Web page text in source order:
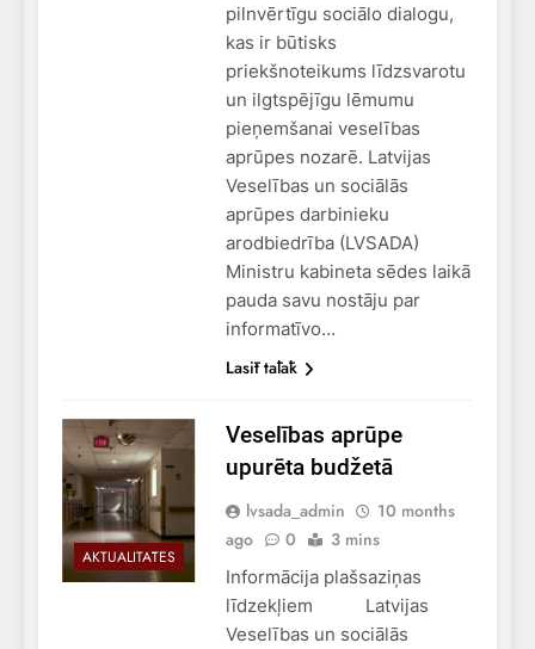
pilnvērtīgu sociālo dialogu,
kas ir būtisks
priekšnoteikums līdzsvarotu
un ilgtspējīgu lēmumu
pieņemšanai veselības
aprūpes nozarē. Latvijas
Veselības un sociālās
aprūpes darbinieku
arodbiedrība (LVSADA)
Ministru kabineta sēdes laikā
pauda savu nostāju par
informatīvo…
Lasīt tālāk
AKTUALITĀTES
Veselības aprūpe
upurēta budžetā
lvsada_admin
10 months
ago
0 3 mins
Informācija plašsaziņas
līdzekļiem Latvijas
Veselības un sociālās